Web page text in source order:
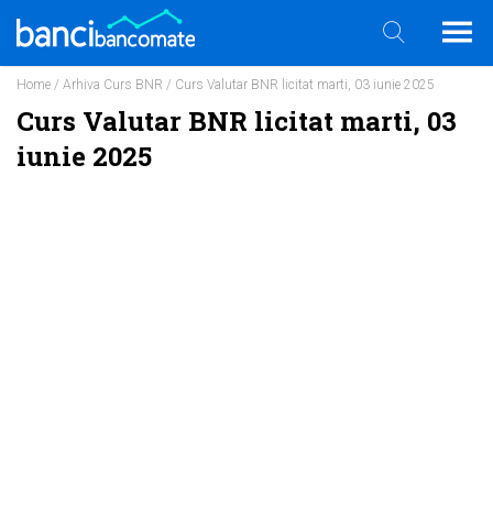
Home / Arhiva Curs BNR / Curs Valutar BNR licitat marti, 03 iunie 2025
Curs Valutar BNR licitat marti, 03
iunie 2025